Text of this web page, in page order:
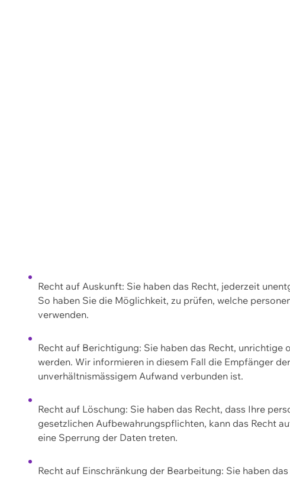
Recht auf Auskunft: Sie haben das Recht, jederzeit
So haben Sie die Möglichkeit, zu prüfen, welche
verwenden.
Recht auf Berichtigung: Sie haben das Recht,
werden. Wir informieren in diesem Fall die Empfänger
unverhältnismässigem Aufwand verbunden ist.
Recht auf Löschung: Sie haben das Recht, dass Ihre
gesetzlichen Aufbewahrungspflichten, kann das Recht
eine Sperrung der Daten treten.
Recht auf Einschränkung der Bearbeitung: Sie haben